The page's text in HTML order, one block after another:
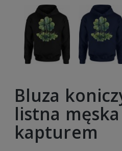
Bluza
listna
kapturem